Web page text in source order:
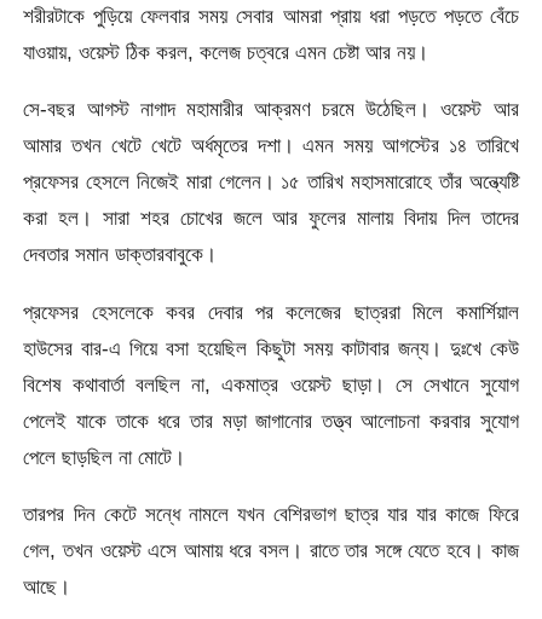
শরীরটাকে পুড়িয়ে ফেলবার সময় সেবার আমরা প্রায় ধরা পড়তে পড়তে বেঁচে
যাওয়ায়, ওয়েস্ট ঠিক করল, কলেজ চত্বরে এমন চেষ্টা আর নয়।
সে-বছর আগস্ট নাগাদ মহামারীর আক্রমণ চরমে উঠেছিল। ওয়েস্ট আর
আমার তখন খেটে খেটে অর্ধমৃতের দশা। এমন সময় আগস্টের ১৪ তারিখে
প্রফেসর হেসলে নিজেই মারা গেলেন। ১৫ তারিখ মহাসমারোহে তাঁর অন্ত্যেষ্টি
করা হল। সারা শহর চোখের জলে আর ফুলের মালায় বিদায় দিল তাদের
দেবতার সমান ডাক্তারবাবুকে।
প্রফেসর হেসলেকে কবর দেবার পর কলেজের ছাত্ররা মিলে কমার্শিয়াল
হাউসের বার-এ গিয়ে বসা হয়েছিল কিছুটা সময় কাটাবার জন্য। দুঃখে কেউ
বিশেষ কথাবার্তা বলছিল না, একমাত্র ওয়েস্ট ছাড়া। সে সেখানে সুযোগ
পেলেই যাকে তাকে ধরে তার মড়া জাগানোর তত্ত্ব আলোচনা করবার সুযোগ
পেলে ছাড়ছিল না মোটে।
তারপর দিন কেটে সন্ধে নামলে যখন বেশিরভাগ ছাত্র যার যার কাজে ফিরে
গেল, তখন ওয়েস্ট এসে আমায় ধরে বসল। রাতে তার সঙ্গে যেতে হবে। কাজ
আছে।